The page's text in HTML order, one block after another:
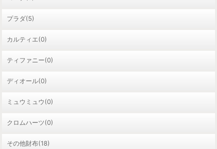
プラダ(5)
カルティエ(0)
ティファニー(0)
ディオール(0)
ミュウミュウ(0)
クロムハーツ(0)
その他財布(18)